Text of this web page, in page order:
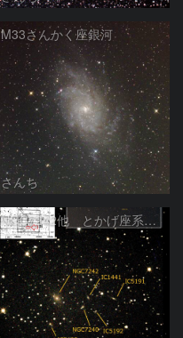
M33さんかく座銀河
さんち
NGC7242他 とかげ座系外銀河団